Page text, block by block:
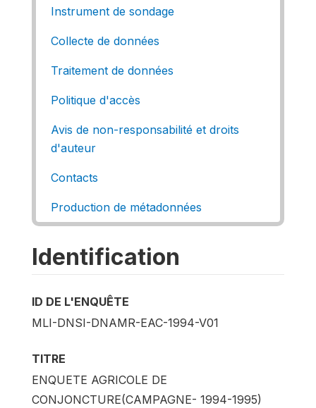
Instrument de sondage
Collecte de données
Traitement de données
Politique d'accès
Avis de non-responsabilité et droits
d'auteur
Contacts
Production de métadonnées
Identification
ID DE L'ENQUÊTE
MLI-DNSI-DNAMR-EAC-1994-V01
TITRE
ENQUETE AGRICOLE DE
CONJONCTURE(CAMPAGNE- 1994-1995)